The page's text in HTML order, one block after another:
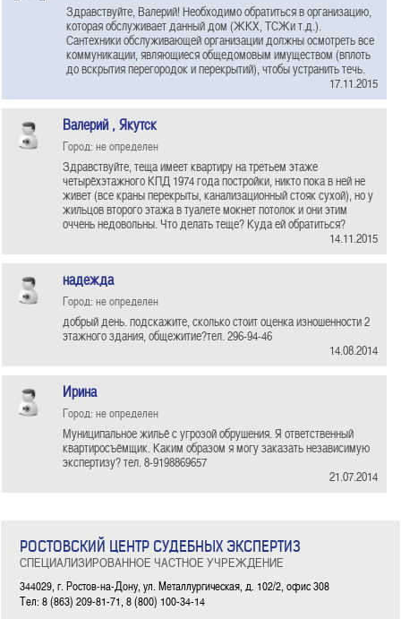
Здравствуйте, Валерий! Необходимо обратиться в организацию,
которая обслуживает данный дом (ЖКХ, ТСЖи т.д.).
Сантехники обслуживающей организации должны осмотреть все
коммуникации, являющиеся общедомовым имуществом (вплоть
до вскрытия перегородок и перекрытий), чтобы устранить течь.
17.11.2015
Валерий , Якутск
Город: не определен
Здравствуйте, теща имеет квартиру на третьем этаже
четырёхэтажного КПД 1974 года постройки, никто пока в ней не
живет (все краны перекрыты, канализационный стояк сухой), но у
жильцов второго этажа в туалете мокнет потолок и они этим
оччень недовольны. Что делать теще? Куда ей обратиться?
14.11.2015
надежда
Город: не определен
добрый день. подскажите, сколько стоит оценка изношенности 2
этажного здания, общежитие?тел. 296-94-46
14.08.2014
Ирина
Город: не определен
Муниципальное жильё с угрозой обрушения. Я ответственный
квартиросъёмщик. Каким образом я могу заказать независимую
экспертизу? тел. 8-9198869657
21.07.2014
РОСТОВСКИЙ ЦЕНТР СУДЕБНЫХ ЭКСПЕРТИЗ
СПЕЦИАЛИЗИРОВАННОЕ ЧАСТНОЕ УЧРЕЖДЕНИЕ
344029, г. Ростов-на-Дону, ул. Металлургическая, д. 102/2, офис 308
Тел: 8 (863) 209-81-71, 8 (800) 100-34-14